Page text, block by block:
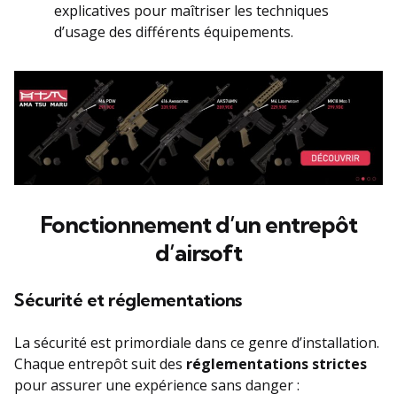
explicatives pour maîtriser les techniques
d’usage des différents équipements.
Fonctionnement d’un entrepôt
d’airsoft
Sécurité et réglementations
La sécurité est primordiale dans ce genre d’installation.
Chaque entrepôt suit des réglementations strictes
pour assurer une expérience sans danger :